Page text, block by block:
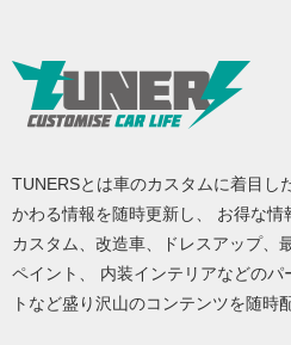
TUNERSとは車のカスタムに着目し
かわる情報を随時更新し、 お得な
カスタム、改造車、ドレスアップ、
ペイント、 内装インテリアなどの
トなど盛り沢山のコンテンツを随時